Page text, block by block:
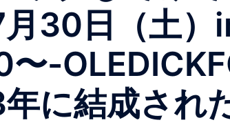
30日（土
-
に結成され